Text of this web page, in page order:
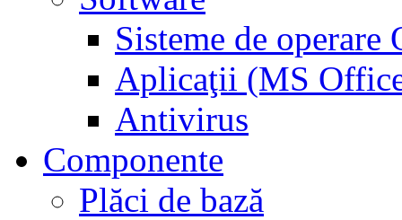
Sisteme de operare
Aplicaţii (MS
Antivirus
Componente
Plăci de bază